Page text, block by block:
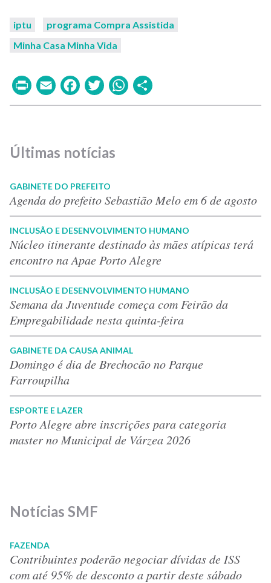
iptu
programa Compra Assistida
Minha Casa Minha Vida
PrintEmailFacebook
TwitterWhatsApp
Últimas notícias
GABINETE DO PREFEITO
Agenda do prefeito Sebastião Melo em 6 de agosto
INCLUSÃO E DESENVOLVIMENTO HUMANO
Núcleo itinerante destinado às mães atípicas terá
encontro na Apae Porto Alegre
INCLUSÃO E DESENVOLVIMENTO HUMANO
Semana da Juventude começa com Feirão da
Empregabilidade nesta quinta-feira
GABINETE DA CAUSA ANIMAL
Domingo é dia de Brechocão no Parque
Farroupilha
ESPORTE E LAZER
Porto Alegre abre inscrições para categoria
master no Municipal de Várzea 2026
Notícias SMF
FAZENDA
Contribuintes poderão negociar dívidas de ISS
com até 95% de desconto a partir deste sábado